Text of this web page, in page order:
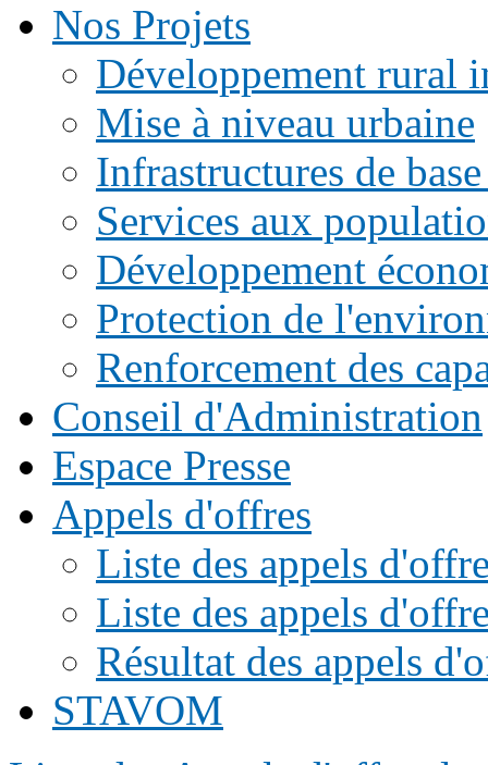
Nos Projets
Développement rural
Mise à niveau urbaine
Infrastructures de
Services aux
Développement
Protection de
Renforcement des
Conseil d'Administration
Espace Presse
Appels d'offres
Liste des appels
Liste des appels
Résultat des appels
STAVOM